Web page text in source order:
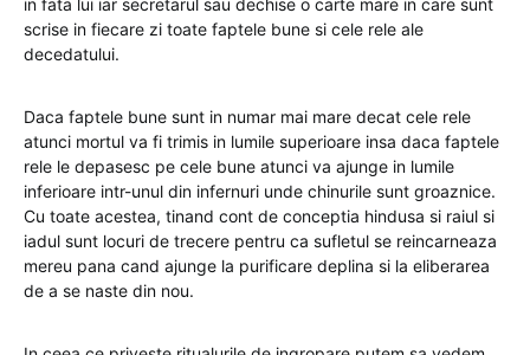
in fata lui iar secretarul sau dechise o carte mare in care sunt
scrise in fiecare zi toate faptele bune si cele rele ale
decedatului.
Daca faptele bune sunt in numar mai mare decat cele rele
atunci mortul va fi trimis in lumile superioare insa daca faptele
rele le depasesc pe cele bune atunci va ajunge in lumile
inferioare intr-unul din infernuri unde chinurile sunt groaznice.
Cu toate acestea, tinand cont de conceptia hindusa si raiul si
iadul sunt locuri de trecere pentru ca sufletul se reincarneaza
mereu pana cand ajunge la purificare deplina si la eliberarea
de a se naste din nou.